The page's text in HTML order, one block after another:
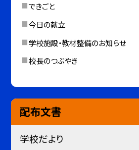
できごと
今日の献立
学校施設・教材整備のお知らせ
校長のつぶやき
配布文書
学校だより